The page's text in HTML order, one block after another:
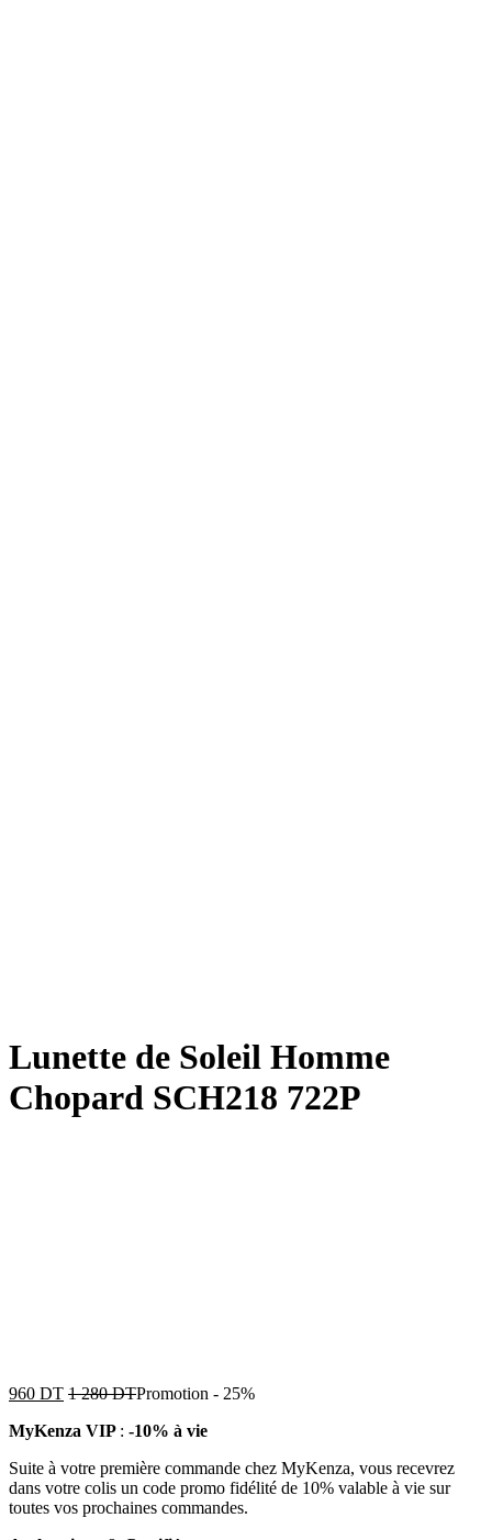
Lunette de Soleil Homme
Chopard SCH218 722P
960 DT 1 280DTPromotion - 25%
MyKenza VIP : -10% à vie
Suite à votre première commande chez MyKenza, vous recevrez
dans votre colis un code promo fidélité de 10% valable à vie sur
toutes vos prochaines commandes.